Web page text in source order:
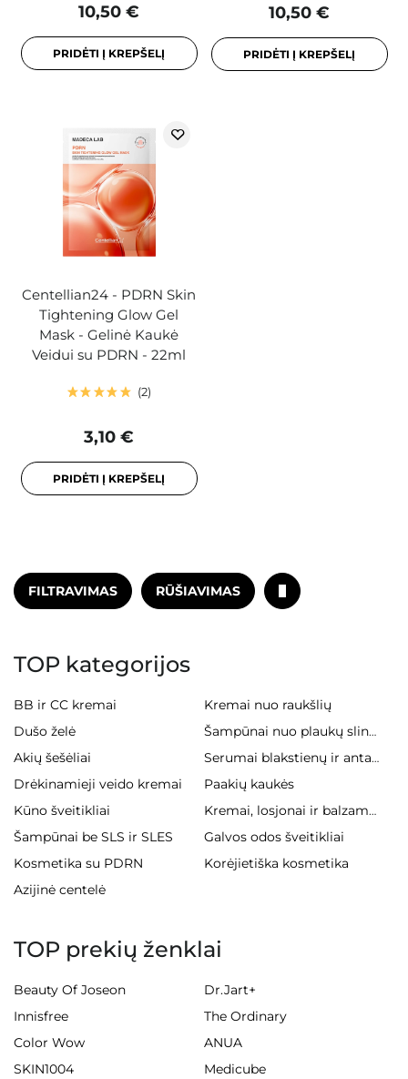
10,50 €
PRIDĖTI Į KREPŠELĮ
10,50 €
PRIDĖTI Į KREPŠELĮ
Centellian24 - PDRN Skin
Tightening Glow Gel
Mask - Gelinė Kaukė
Veidui su PDRN - 22ml
2
3,10 €
PRIDĖTI Į KREPŠELĮ
FILTRAVIMAS RŪŠIAVIMAS
TOP kategorijos
BB ir CC kremai
Kremai nuo raukšlių
Dušo želė
Šampūnai nuo plaukų slinkimo
Akių šešėliai Serumai blakstienų ir antakiams
Drėkinamieji veido kremai
Paakių kaukės
Kūno šveitikliai
Kremai, losjonai ir balzamai kūnui
Šampūnai be SLS ir SLES
Galvos odos šveitikliai
Kosmetika su PDRN
Korėjietiška kosmetika
Azijinė centelė
TOP prekių ženklai
Beauty Of Joseon
Dr.Jart+
Innisfree
The Ordinary
Color Wow
ANUA
SKIN1004
Medicube